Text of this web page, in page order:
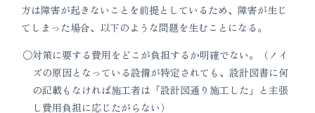
方は障害が起きないことを前提としているため、障害が生じ
てしまった場合、以下のような問題を生むことになる。
対策に要する費用をどこが負担するか明確でない。（ノイ
ズの原因となっている設備が特定されても、設計図書に何
の記載もなければ施工者は「設計図通り施工した」と主張
し費用負担に応じたがらない）